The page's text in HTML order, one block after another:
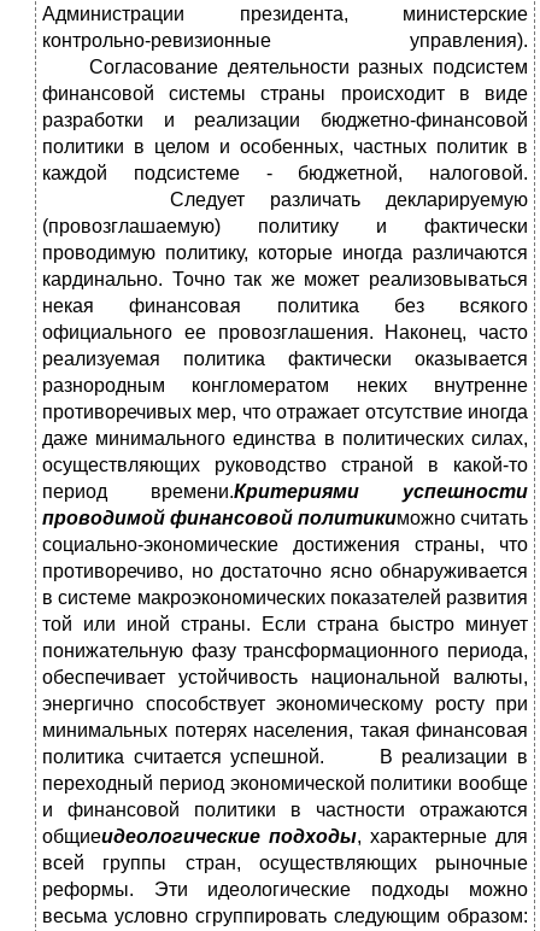
Администрации президента, министерские
контрольно-ревизионные управления).
Согласование деятельности разных подсистем
финансовой системы страны происходит в виде
разработки и реализации бюджетно-финансовой
политики в целом и особенных, частных политик в
каждой подсистеме - бюджетной, налоговой.
Следует различать декларируемую
(провозглашаемую) политику и фактически
проводимую политику, которые иногда различаются
кардинально. Точно так же может реализовываться
некая финансовая политика без всякого
официального ее провозглашения. Наконец, часто
реализуемая политика фактически оказывается
разнородным конгломератом неких внутренне
противоречивых мер, что отражает отсутствие иногда
даже минимального единства в политических силах,
осуществляющих руководство страной в какой-то
период времени.Критериями успешности
проводимой финансовой политикиможно считать
социально-экономические достижения страны, что
противоречиво, но достаточно ясно обнаруживается
в системе макроэкономических показателей развития
той или иной страны. Если страна быстро минует
понижательную фазу трансформационного периода,
обеспечивает устойчивость национальной валюты,
энергично способствует экономическому росту при
минимальных потерях населения, такая финансовая
политика считается успешной. В реализации в
переходный период экономической политики вообще
и финансовой политики в частности отражаются
общиеидеологические подходы, характерные для
всей группы стран, осуществляющих рыночные
реформы. Эти идеологические подходы можно
весьма условно сгруппировать следующим образом: